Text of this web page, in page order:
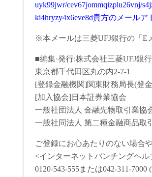
uyk99jwr/cev67jommqizplu26vnj/
ki4hryzy4x6eve8d貴方のメールア
※本メールは三菱UFJ銀行の「E
■編集·発行:株式会社三菱UFJ銀行
東京都千代田区丸の内2-7-1
[登録金融機関]関東財務局長(登
[加入協会]日本証券業協会
一般社団法人 金融先物取引業協
一般社同法人 第二種金融商品取
ご登録にお心あたりのない場合
<インターネットバンチングヘル
0120-543-555または042-311-7000